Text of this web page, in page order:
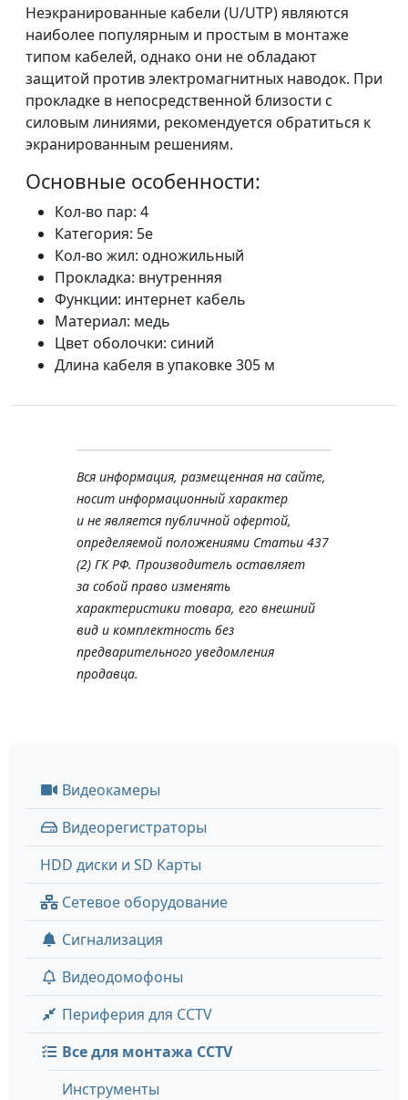
Неэкранированные кабели (U/UTP) являются
наиболее популярным и простым в монтаже
типом кабелей, однако они не обладают
защитой против электромагнитных наводок. При
прокладке в непосредственной близости с
силовым линиями, рекомендуется обратиться к
экранированным решениям.
Основные особенности:
Кол-во пар: 4
Категория: 5e
Кол-во жил: одножильный
Прокладка: внутренняя
Функции: интернет кабель
Материал: медь
Цвет оболочки: синий
Длина кабеля в упаковке 305 м
Вся информация, размещенная на сайте,
носит информационный характер
и не является публичной офертой,
определяемой положениями Статьи 437
(2) ГК РФ. Производитель оставляет
за собой право изменять
характеристики товара, его внешний
вид и комплектность без
предварительного уведомления
продавца.
Видеокамеры
Видеорегистраторы
HDD диски и SD Карты
Сетевое оборудование
Сигнализация
Видеодомофоны
Периферия для CCTV
Все для монтажа CCTV
Инструменты